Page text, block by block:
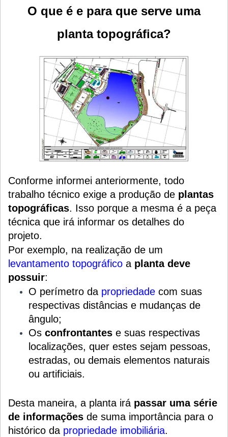
O que é e para que serve uma
planta topográfica?
Conforme informei anteriormente, todo
trabalho técnico exige a produção de plantas
topográficas. Isso porque a mesma é a peça
técnica que irá informar os detalhes do
projeto.
Por exemplo, na realização de um
levantamento topográfico a planta deve
possuir:
O perímetro da propriedade com suas
respectivas distâncias e mudanças de
ângulo;
Os confrontantes e suas respectivas
localizações, quer estes sejam pessoas,
estradas, ou demais elementos naturais
ou artificiais.
Desta maneira, a planta irá passar uma série
de informações de suma importância para o
histórico da propriedade imobiliária.